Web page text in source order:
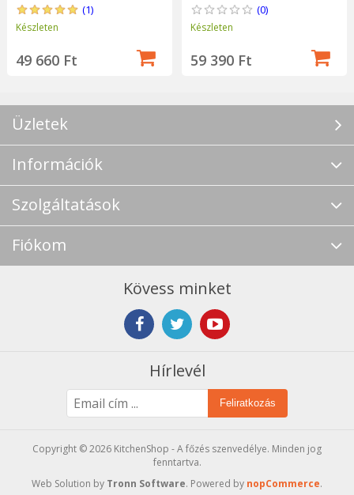
(1)
Készleten
49 660 Ft
(0)
Készleten
59 390 Ft
Üzletek
Információk
Szolgáltatások
Fiókom
Kövess minket
Hírlevél
Feliratkozás
Copyright © 2026 KitchenShop - A főzés szenvedélye. Minden jog
fenntartva.
Web Solution by Tronn Software. Powered by nopCommerce.